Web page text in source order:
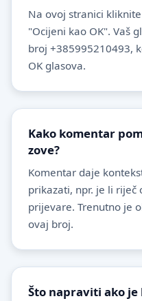
Na ovoj stranici
"Ocijeni kao OK". Vaš
broj +385995210493,
OK glasova.
Kako komentar
zove?
Komentar daje
prikazati, npr. je li
prijevare. Trenutno je
ovaj broj.
Što napraviti ako